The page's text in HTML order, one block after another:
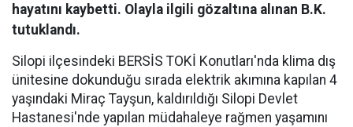
hayatını kaybetti. Olayla ilgili gözaltına alınan B.K.
tutuklandı.
Silopi ilçesindeki BERSİS TOKİ Konutları'nda klima dış
ünitesine dokunduğu sırada elektrik akımına kapılan 4
yaşındaki Miraç Tayşun, kaldırıldığı Silopi Devlet
Hastanesi'nde yapılan müdahaleye rağmen yaşamını